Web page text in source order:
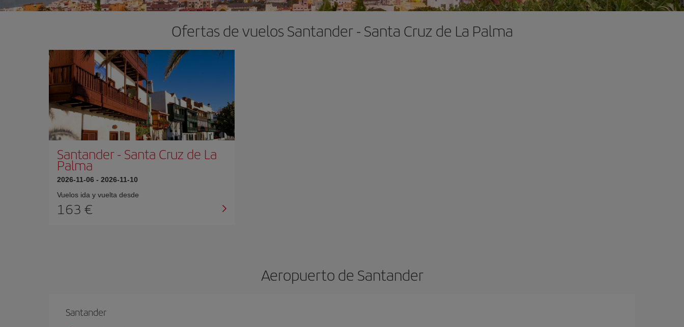
Ofertas de vuelos Santander - Santa Cruz de La Palma
Santander- Santa Cruz de La
Palma
2026-11-06 - 2026-11-10
Vuelos ida y vuelta desde
163 €
Aeropuerto de Santander
Santander